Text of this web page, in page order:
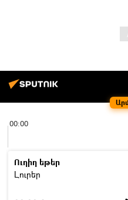
00:00
Ուղիղ եթեր
Լուրեր